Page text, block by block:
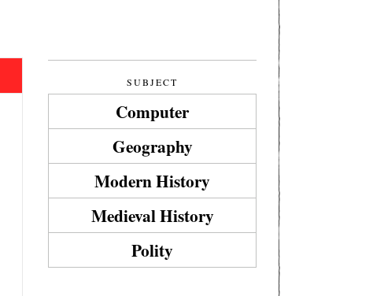
SUBJECT
Computer
Geography
Modern History
Medieval History
Polity